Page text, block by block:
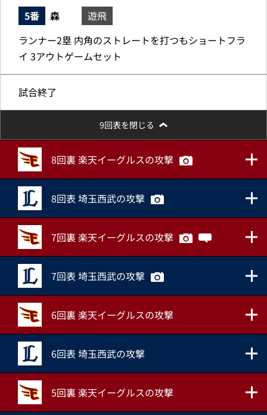
5番 森
遊飛
ランナー2塁 内角のストレートを打つもショートフラ
イ 3アウトゲームセット
試合終了
9回表を閉じる
8回裏 楽天イーグルスの攻撃
8回表 埼玉西武の攻撃
7回裏 楽天イーグルスの攻撃
7回表 埼玉西武の攻撃
6回裏 楽天イーグルスの攻撃
6回表 埼玉西武の攻撃
5回裏 楽天イーグルスの攻撃